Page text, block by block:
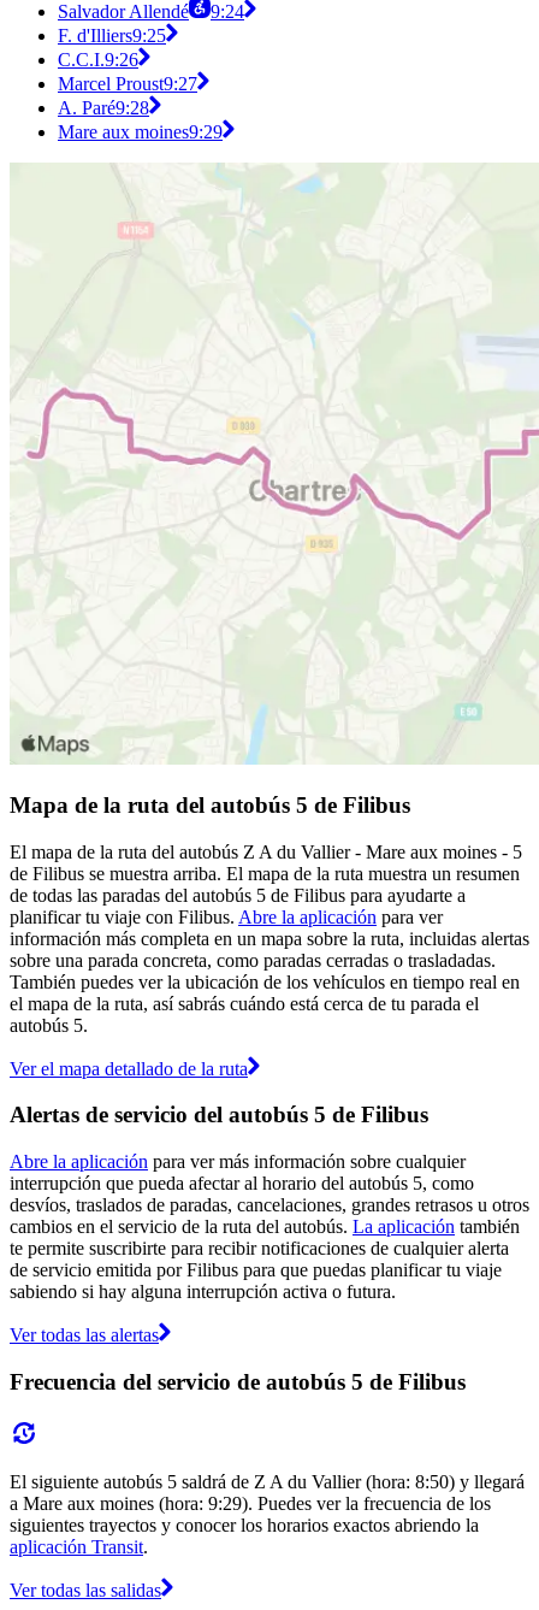
Salvador Allendé
9:24
F. d'Illiers9:25
C.C.I.9:26
Marcel Proust9:27
A. Paré9:28
Mare aux moines9:29
Mapa de la ruta del autobús 5 de Filibus
El mapa de la ruta del autobús Z A du Vallier - Mare aux moines - 5
de Filibus se muestra arriba. El mapa de la ruta muestra un resumen
de todas las paradas del autobús 5 de Filibus para ayudarte a
planificar tu viaje con Filibus. Abre la aplicación para ver
información más completa en un mapa sobre la ruta, incluidas alertas
sobre una parada concreta, como paradas cerradas o trasladadas.
También puedes ver la ubicación de los vehículos en tiempo real en
el mapa de la ruta, así sabrás cuándo está cerca de tu parada el
autobús 5.
Ver el mapa detallado de la ruta
Alertas de servicio del autobús 5 de Filibus
Abre la aplicación para ver más información sobre cualquier
interrupción que pueda afectar al horario del autobús 5, como
desvíos, traslados de paradas, cancelaciones, grandes retrasos u otros
cambios en el servicio de la ruta del autobús. La aplicación también
te permite suscribirte para recibir notificaciones de cualquier alerta
de servicio emitida por Filibus para que puedas planificar tu viaje
sabiendo si hay alguna interrupción activa o futura.
Ver todas las alertas
Frecuencia del servicio de autobús 5 de Filibus
El siguiente autobús 5 saldrá de Z A du Vallier (hora: 8:50) y llegará
a Mare aux moines (hora: 9:29). Puedes ver la frecuencia de los
siguientes trayectos y conocer los horarios exactos abriendo la
aplicación Transit.
Ver todas las salidas